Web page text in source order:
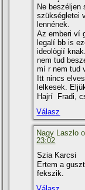
Ne
szükségletei
lennének.
Az emberi ví
legalí bb is
ideològií
nem tud
mí r nem tud
Itt nincs
lelkesek.
Hajrí Fradi,
Válasz
Nagy Laszlo
23:02
Szia Karcsi
Ertem a
fekszik.